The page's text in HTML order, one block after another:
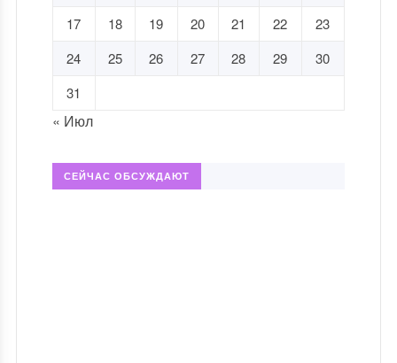
17
18 19 20 21 22
23
24
25 26 27 28 29
30
31
« Июл
СЕЙЧАС ОБСУЖДАЮТ